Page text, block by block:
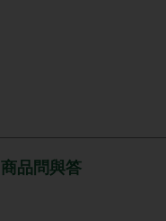
商品問與答